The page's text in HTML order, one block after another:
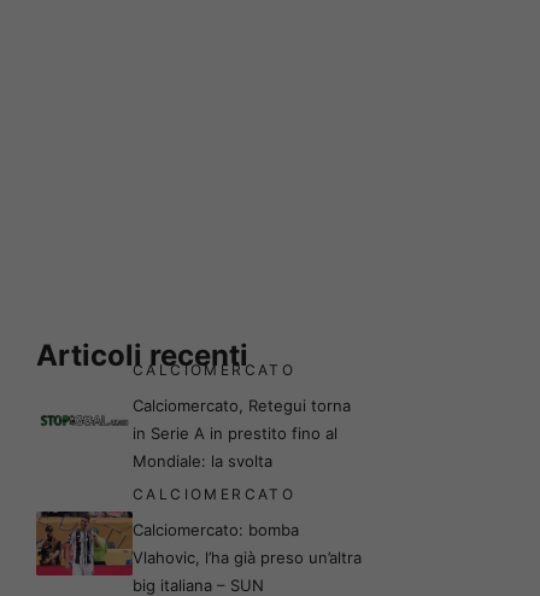
Articoli recenti
CALCIOMERCATO
Calciomercato, Retegui torna
in Serie A in prestito fino al
Mondiale: la svolta
CALCIOMERCATO
Calciomercato: bomba
Vlahovic, l’ha già preso un’altra
big italiana – SUN